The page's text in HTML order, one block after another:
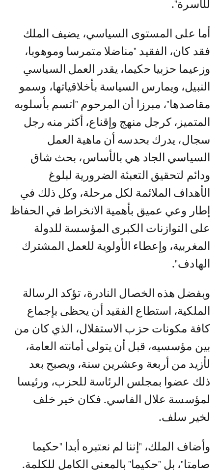
للأسرة".
أما على المستوى السياسي، يضيف الملك
فقد كان، الفقيد "مناضلا متمرسا وموهوبا،
وزعيما حزبيا حكيما، يقدر العمل السياسي
النبيل، ويمارس السياسة بأخلاقياتها، وسمو
مقاصدها"، مبرزا أن المرحوم "اتسم بأسلوبه
المتميز، كرجل منهج وإقناع، أكثر منه رجل
سجال، يدرك بحدسه أن ماهية العمل
السياسي الجاد هي بالأساس، بحث شاق
ودائم لتحقيق التعبئة الضرورية لبلوغ
الأهداف الملائمة لكل مرحلة، وكل ذلك في
إطار وعي عميق بأهمية الانخراط في الحفاظ
على التوازنات الكبرى المؤسسة للدولة
المغربية، وإعطاء الأولوية للعمل المشترك
الهادف".
وبفضل هذه الخصال النادرة، تؤكد الرسالة
الملكية، استطاع الفقيد أن يحظى بإجماع
كافة مكونات حزب الاستقلال، الذي كان من
بين مؤسسيه، قبل أن يتولى أمانته العامة،
لأزيد من أربعة وعشرين سنة، ويصبح بعد
ذلك عضوا بمجلس الرئاسة للحزب، ورئيسا
لمؤسسة علال الفاسي. فكان خير خلف
لخير سلف.
وأضاف الملك، "إننا لم نعتبره أبدا "حكيما
صامتا"، بل "حكيما" بالمعنى الكامل للكلمة.